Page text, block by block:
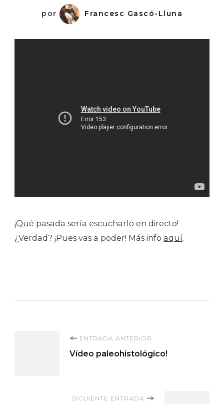
por Francesc Gascó-Lluna
¡Qué pasada sería escucharlo en directo!
¿Verdad? ¡Pues vas a poder! Más info aquí.
Navegación
entradas
ENTRADA ANTERIOR
Vídeo paleohistológico!
SIGUIENTE ENTRADA